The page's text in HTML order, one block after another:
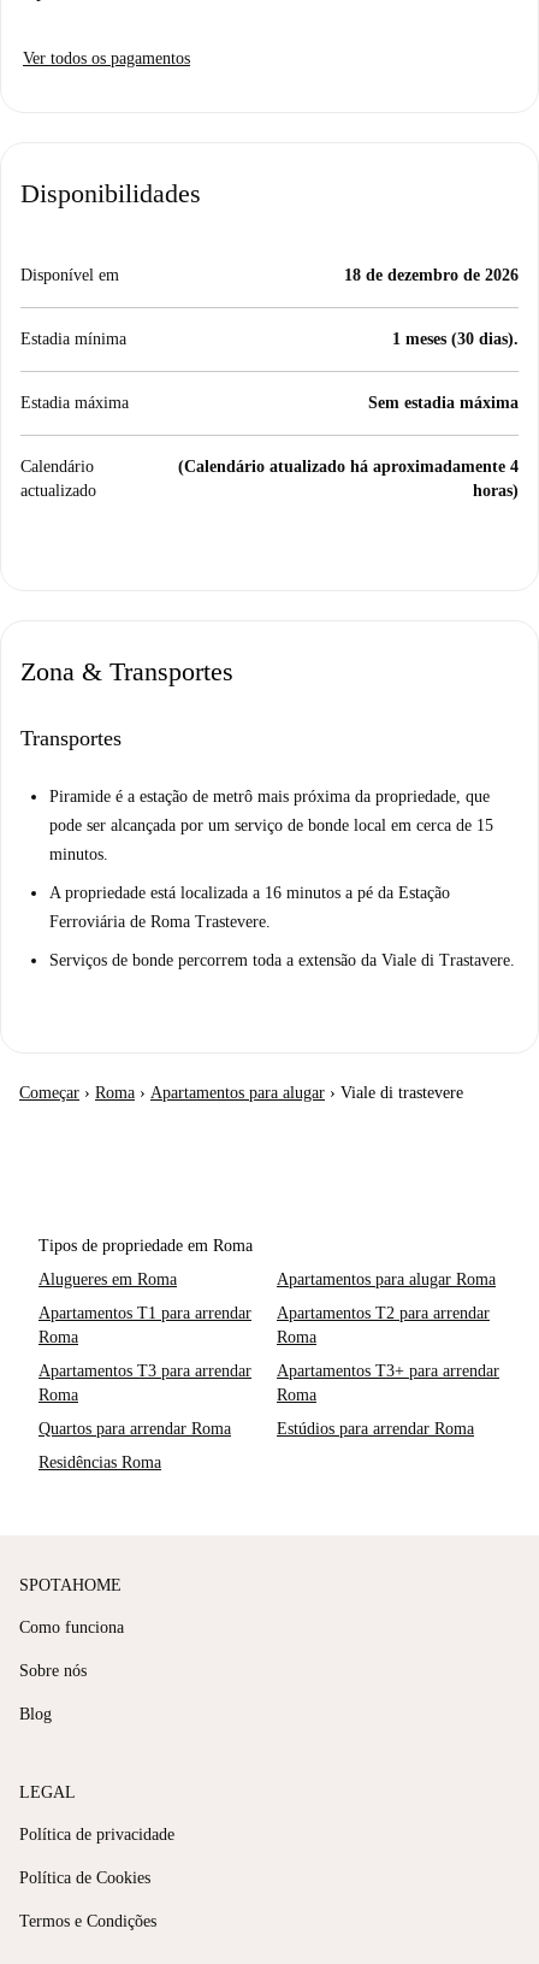
Ver todos os pagamentos
Disponibilidades
Disponível em 18 de dezembro de 2026
Estadia mínima 1 meses (30 dias).
Estadia máxima Sem estadia máxima
Calendário
actualizado
(Calendário atualizado há aproximadamente 4
horas)
Zona & Transportes
Transportes
Piramide é a estação de metrô mais próxima da propriedade, que
pode ser alcançada por um serviço de bonde local em cerca de 15
minutos.
A propriedade está localizada a 16 minutos a pé da Estação
Ferroviária de Roma Trastevere.
Serviços de bonde percorrem toda a extensão da Viale di Trastavere.
Começar › Roma › Apartamentos para alugar › Viale di trastevere
Tipos de propriedade em Roma
Alugueres em Roma
Apartamentos para alugar Roma
Apartamentos T1 para arrendar
Roma
Apartamentos T2 para arrendar
Roma
Apartamentos T3 para arrendar
Roma
Apartamentos T3+ para arrendar
Roma
Quartos para arrendar Roma
Estúdios para arrendar Roma
Residências Roma
SPOTAHOME
Como funciona
Sobre nós
Blog
LEGAL
Política de privacidade
Política de Cookies
Termos e Condições